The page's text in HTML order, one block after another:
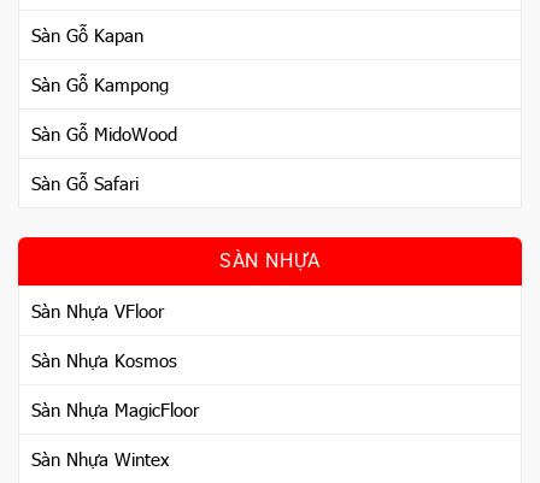
Sàn Gỗ Kapan
Sàn Gỗ Kampong
Sàn Gỗ MidoWood
Sàn Gỗ Safari
SÀN NHỰA
Sàn Nhựa VFloor
Sàn Nhựa Kosmos
Sàn Nhựa MagicFloor
Sàn Nhựa Wintex